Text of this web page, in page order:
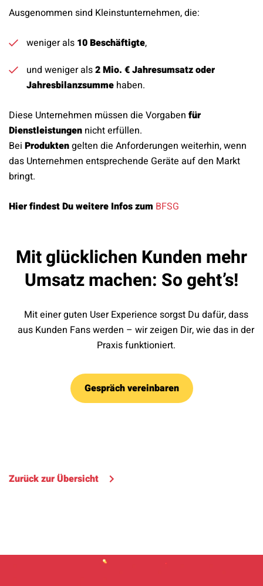
Ausgenommen sind Kleinstunternehmen, die:
weniger als 10 Beschäftigte,
und weniger als2 Mio. € Jahresumsatz oder
Jahresbilanzsumme haben.
Diese Unternehmen müssen die Vorgaben für
Dienstleistungen nicht erfüllen.
Bei Produktengelten die Anforderungen weiterhin, wenn
das Unternehmen entsprechende Geräte auf den Markt
bringt.
Hier findest Du weitere Infos zum BFSG
Mit glücklichen Kunden mehr
Umsatz machen: So geht’s!
Mit einer guten User Experience sorgst Du dafür, dass
aus Kunden Fans werden – wir zeigen Dir, wie das in der
Praxis funktioniert.
Gespräch vereinbaren
Zurück zur Übersicht